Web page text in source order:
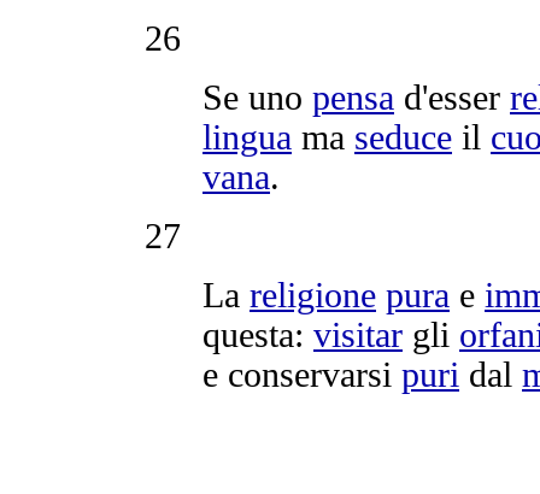
26
Se uno pensa d'esser
lingua ma seduce il
vana.
27
La religione pura e
questa: visitar gli
e conservarsi puri dal